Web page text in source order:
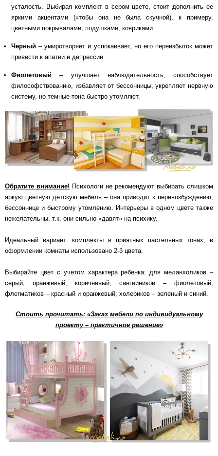
усталость. Выбирая комплект в сером цвете, стоит дополнить ее
яркими акцентами (чтобы она не была скучной), к примеру,
цветными покрывалами, подушками, ковриками.
Черный– умиротворяет и успокаивает, но его переизбыток может
привести к апатии и депрессии.
Фиолетовый – улучшает наблюдательность, способствует
философствованию, избавляет от бессонницы, укрепляет нервную
систему, но темные тона быстро утомляют.
Обратите внимание! Психологи не рекомендуют выбирать слишком
яркую цветную детскую мебель – она приводит к перевозбуждению,
бессоннице и быстрому утомлению. Интерьеры в одном цвете также
нежелательны, т.к. они сильно «давят» на психику.
Идеальный вариант: комплекты в приятных пастельных тонах, в
оформлении комнаты использовано 2-3 цвета.
Выбирайте цвет с учетом характера ребенка: для меланхоликов –
серый, оранжевый, коричневый; сангвиников – фиолетовый;
флегматиков – красный и оранжевый; холериков – зеленый и синий.
Стоить прочитать: «Заказ мебели по индивидуальному
проекту – практичное решение»